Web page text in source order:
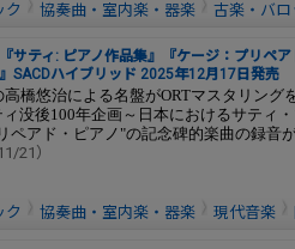
ク 協奏曲・室内楽・器楽 古楽・バロ
サティ: ピアノ作品集』『ケージ：プリペ
SACDハイブリッド 2025年12月17日発売
高橋悠治による名盤がORTマスタリング
没後100年企画～日本におけるサティ
ペアド・ピアノ"の記念碑的楽曲の録音
21）
ク 協奏曲・室内楽・器楽 現代音楽